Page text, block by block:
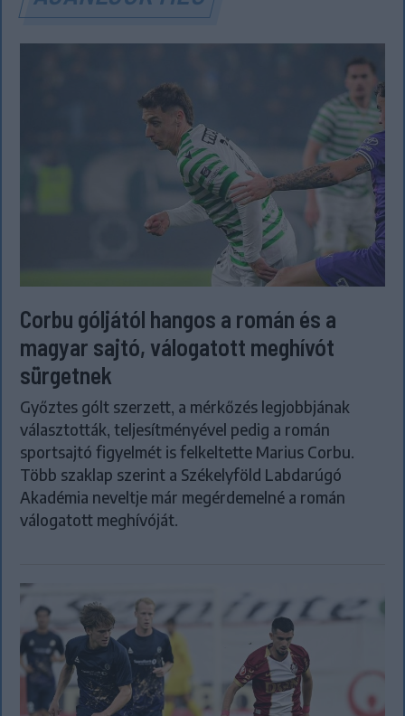
Corbu góljától hangos a román és a
magyar sajtó, válogatott meghívót
sürgetnek
Győztes gólt szerzett, a mérkőzés legjobbjának
választották, teljesítményével pedig a román
sportsajtó figyelmét is felkeltette Marius Corbu.
Több szaklap szerint a Székelyföld Labdarúgó
Akadémia neveltje már megérdemelné a román
válogatott meghívóját.